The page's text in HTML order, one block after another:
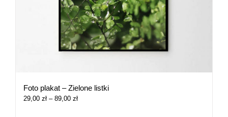
Foto plakat – Zielone listki
29,00 zł – 89,00 złZakres